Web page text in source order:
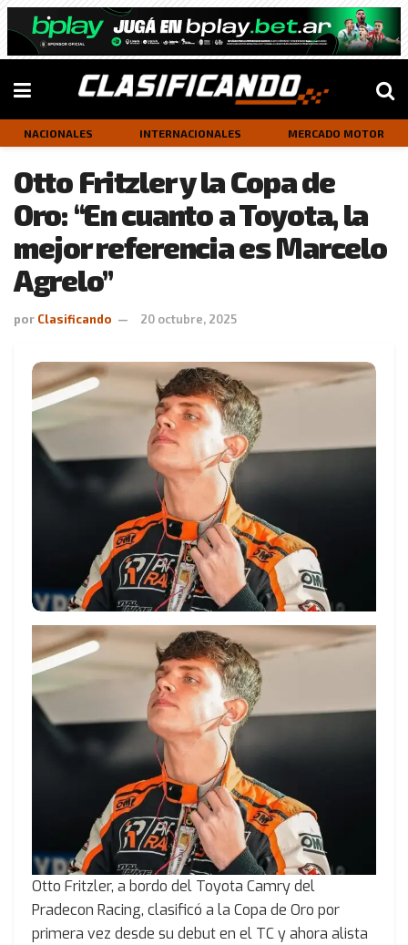
NACIONALES INTERNACIONALES MERCADO MOTOR
Otto Fritzler y la Copa de
Oro: “En cuanto a Toyota, la
mejor referencia es Marcelo
Agrelo”
por Clasificando 20 octubre, 2025
Otto Fritzler, a bordo del Toyota Camry del
Pradecon Racing, clasificó a la Copa de Oro por
primera vez desde su debut en el TC y ahora alista